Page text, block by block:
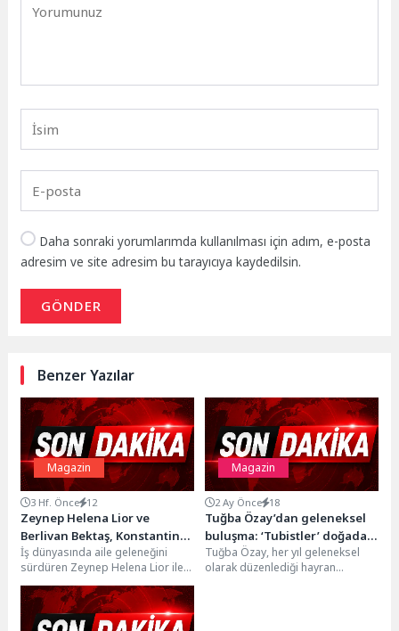
Daha sonraki yorumlarımda kullanılması için adım, e-posta
adresim ve site adresim bu tarayıcıya kaydedilsin.
GÖNDER
Benzer Yazılar
Magazin
3 Hf. Önce 12
Zeynep Helena Lior ve
Berlivan Bektaş, Konstantinos
Argiros Konserinde
Objektiflere Yansıdı
İş dünyasında aile geleneğini
sürdüren Zeynep Helena Lior ile
televizyon sektörünün başarılı
isimlerinden Berlivan Bektaş,...
Magazin
2 Ay Önce 18
Tuğba Özay’dan geleneksel
buluşma: ‘Tubistler’ doğada
bir araya geldi
Tuğba Özay, her yıl geleneksel
olarak düzenlediği hayran